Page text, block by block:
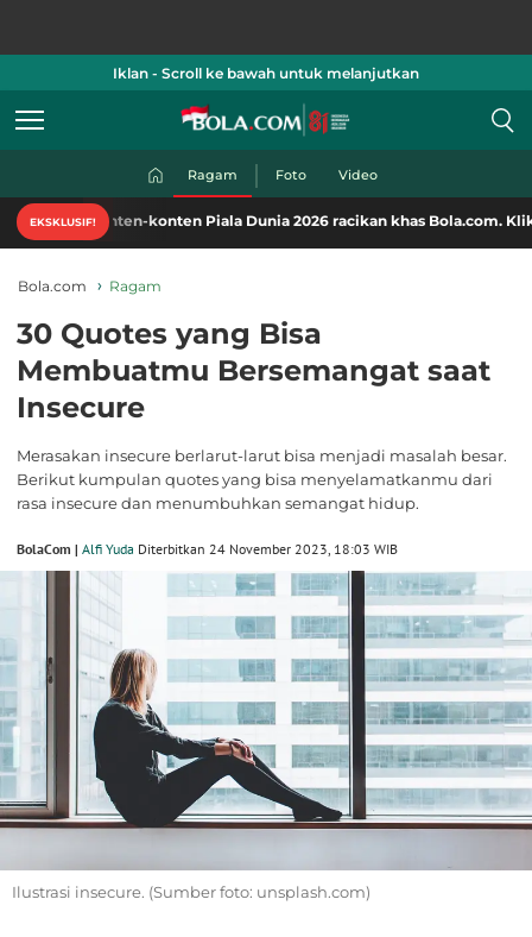
Iklan - Scroll ke bawah untuk melanjutkan
Ragam Foto Video
EKSKLUSIF!
konten Piala Dunia 2026 racikan khas Bola.com. Klik di sini!
Bola.com Ragam
30 Quotes yang Bisa
Membuatmu Bersemangat saat
Insecure
Merasakan insecure berlarut-larut bisa menjadi masalah besar.
Berikut kumpulan quotes yang bisa menyelamatkanmu dari
rasa insecure dan menumbuhkan semangat hidup.
BolaCom | Alfi Yuda Diterbitkan 24 November 2023, 18:03 WIB
Ilustrasi insecure. (Sumber foto: unsplash.com)